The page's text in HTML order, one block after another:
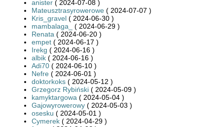
anister ( 2024-07-08 )
Mateusztrasyrowerowe ( 2024-07-07 )
Kris_gravel ( 2024-06-30 )
mambalaga_
( 2024-06-29 )
Renata ( 2024-06-20 )
empet ( 2024-06-17 )
Irekg ( 2024-06-16 )
albik ( 2024-06-16 )
Adi70 ( 2024-06-10 )
Nefre ( 2024-06-01 )
doktorkoks ( 2024-05-12 )
Grzegorz Rybiński ( 2024-05-09 )
kamyktargowa ( 2024-05-04 )
Gajowyrowerowy ( 2024-05-03 )
osesku ( 2024-05-01 )
Cymerek ( 2024-04-29 )